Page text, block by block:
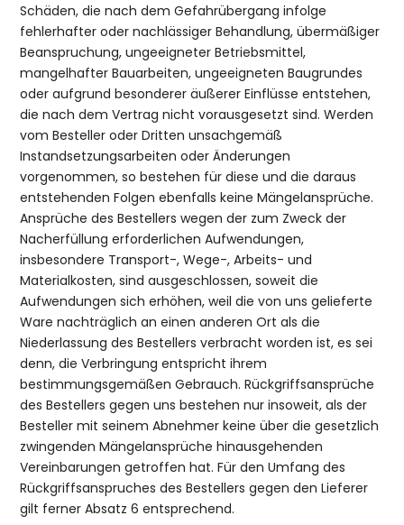
Schäden, die nach dem Gefahrübergang infolge
fehlerhafter oder nachlässiger Behandlung, übermäßiger
Beanspruchung, ungeeigneter Betriebsmittel,
mangelhafter Bauarbeiten, ungeeigneten Baugrundes
oder aufgrund besonderer äußerer Einflüsse entstehen,
die nach dem Vertrag nicht vorausgesetzt sind. Werden
vom Besteller oder Dritten unsachgemäß
Instandsetzungsarbeiten oder Änderungen
vorgenommen, so bestehen für diese und die daraus
entstehenden Folgen ebenfalls keine Mängelansprüche.
Ansprüche des Bestellers wegen der zum Zweck der
Nacherfüllung erforderlichen Aufwendungen,
insbesondere Transport-, Wege-, Arbeits- und
Materialkosten, sind ausgeschlossen, soweit die
Aufwendungen sich erhöhen, weil die von uns gelieferte
Ware nachträglich an einen anderen Ort als die
Niederlassung des Bestellers verbracht worden ist, es sei
denn, die Verbringung entspricht ihrem
bestimmungsgemäßen Gebrauch. Rückgriffsansprüche
des Bestellers gegen uns bestehen nur insoweit, als der
Besteller mit seinem Abnehmer keine über die gesetzlich
zwingenden Mängelansprüche hinausgehenden
Vereinbarungen getroffen hat. Für den Umfang des
Rückgriffsanspruches des Bestellers gegen den Lieferer
gilt ferner Absatz 6 entsprechend.